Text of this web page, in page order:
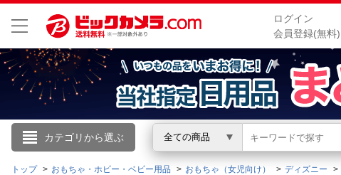
ログイン
会員登録(無料)
カテゴリから選ぶ 全ての商品
こんにちは
ログイン
トップ おもちゃ・ホビー・ベビー用品 おもちゃ（女児向け） ディズニー